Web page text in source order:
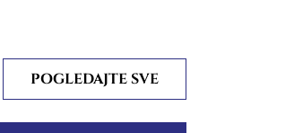
POGLEDAJTE SVE